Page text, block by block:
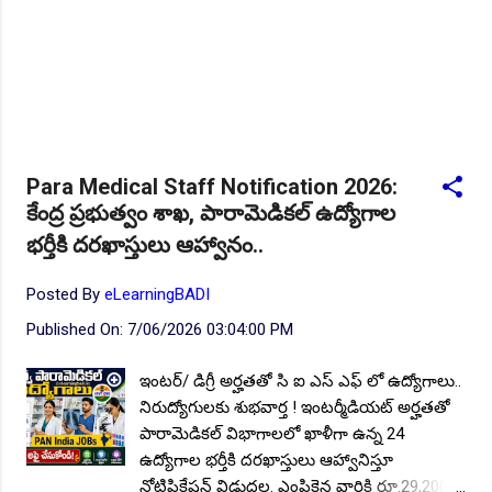
Para Medical Staff Notification 2026:
కేంద్ర ప్రభుత్వం శాఖ, పారామెడికల్ ఉద్యోగాల
భర్తీకి దరఖాస్తులు ఆహ్వానం..
Posted By eLearningBADI
Published On: 7/06/2026 03:04:00 PM
ఇంటర్/ డిగ్రీ అర్హతతో సి ఐ ఎస్ ఎఫ్ లో ఉద్యోగాలు..
నిరుద్యోగులకు శుభవార్త ! ఇంటర్మీడియట్ అర్హతతో
పారామెడికల్ విభాగాలలో ఖాళీగా ఉన్న 24
ఉద్యోగాల భర్తీకి దరఖాస్తులు ఆహ్వానిస్తూ
నోటిఫికేషన్ విడుదల. ఎంపికైన వారికి రూ.29,200/-